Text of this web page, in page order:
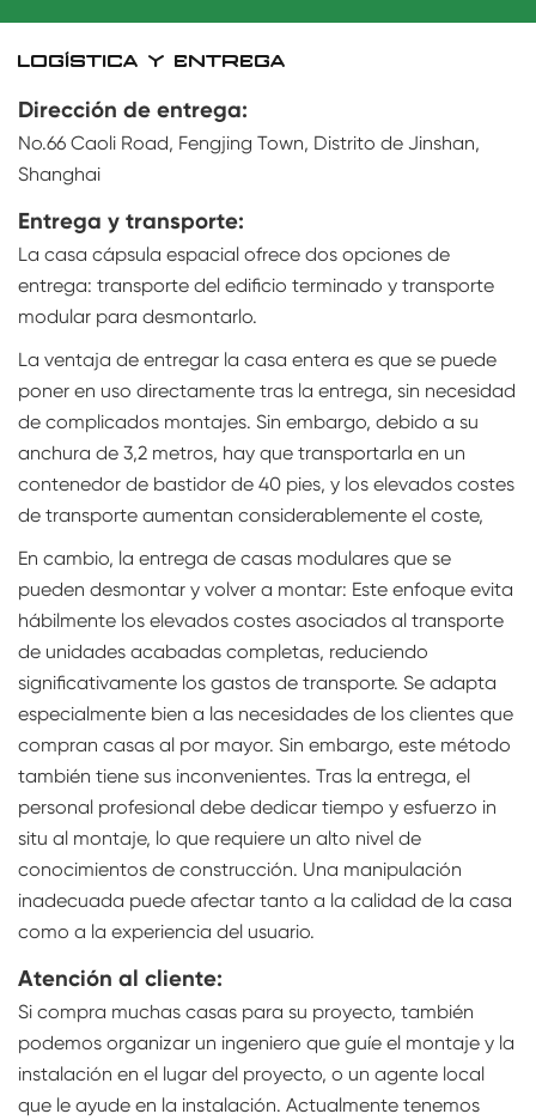
LOGÍSTICA Y ENTREGA
Dirección de entrega:
No.66 Caoli Road, Fengjing Town, Distrito de Jinshan,
Shanghai
Entrega y transporte:
La casa cápsula espacial ofrece dos opciones de
entrega: transporte del edificio terminado y transporte
modular para desmontarlo.
La ventaja de entregar la casa entera es que se puede
poner en uso directamente tras la entrega, sin necesidad
de complicados montajes. Sin embargo, debido a su
anchura de 3,2 metros, hay que transportarla en un
contenedor de bastidor de 40 pies, y los elevados costes
de transporte aumentan considerablemente el coste,
En cambio, la entrega de casas modulares que se
pueden desmontar y volver a montar: Este enfoque evita
hábilmente los elevados costes asociados al transporte
de unidades acabadas completas, reduciendo
significativamente los gastos de transporte. Se adapta
especialmente bien a las necesidades de los clientes que
compran casas al por mayor. Sin embargo, este método
también tiene sus inconvenientes. Tras la entrega, el
personal profesional debe dedicar tiempo y esfuerzo in
situ al montaje, lo que requiere un alto nivel de
conocimientos de construcción. Una manipulación
inadecuada puede afectar tanto a la calidad de la casa
como a la experiencia del usuario.
Atención al cliente:
Si compra muchas casas para su proyecto, también
podemos organizar un ingeniero que guíe el montaje y la
instalación en el lugar del proyecto, o un agente local
que le ayude en la instalación. Actualmente tenemos